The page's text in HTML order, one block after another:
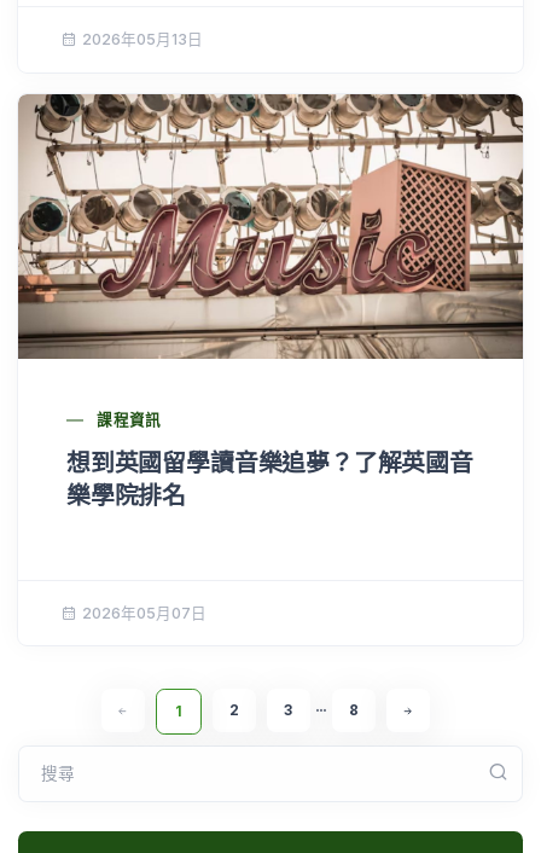
2026年05月13日
課程資訊
想到英國留學讀音樂追夢？了解英國音
樂學院排名
2026年05月07日
1 2 3 ••• 8
搜尋